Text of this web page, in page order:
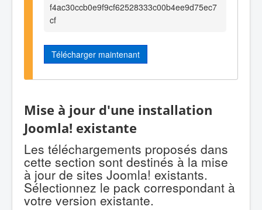
f4ac30ccb0e9f9cf62528333c00b4ee9d75ec7
cf
Télécharger maintenant
Mise à jour d'une installation
Joomla! existante
Les téléchargements proposés dans
cette section sont destinés à la mise
à jour de sites Joomla! existants.
Sélectionnez le pack correspondant à
votre version existante.